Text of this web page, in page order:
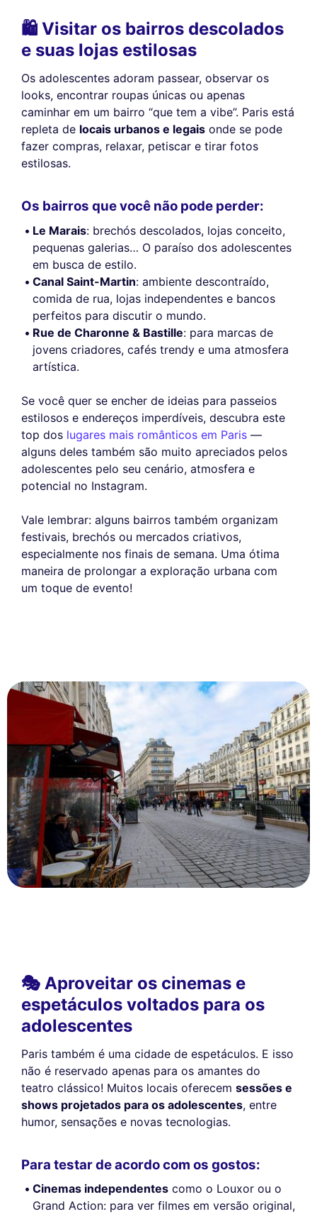
🛍️ Visitar os bairros descolados
e suas lojas estilosas
Os adolescentes adoram passear, observar os
looks, encontrar roupas únicas ou apenas
caminhar em um bairro “que tem a vibe”. Paris está
repleta de locais urbanos e legais onde se pode
fazer compras, relaxar, petiscar e tirar fotos
estilosas.
Os bairros que você não pode perder:
Le Marais: brechós descolados, lojas conceito,
pequenas galerias… O paraíso dos adolescentes
em busca de estilo.
Canal Saint-Martin: ambiente descontraído,
comida de rua, lojas independentes e bancos
perfeitos para discutir o mundo.
Rue de Charonne & Bastille: para marcas de
jovens criadores, cafés trendy e uma atmosfera
artística.
Se você quer se encher de ideias para passeios
estilosos e endereços imperdíveis, descubra este
top dos lugares mais românticos em Paris —
alguns deles também são muito apreciados pelos
adolescentes pelo seu cenário, atmosfera e
potencial no Instagram.
Vale lembrar: alguns bairros também organizam
festivais, brechós ou mercados criativos,
especialmente nos finais de semana. Uma ótima
maneira de prolongar a exploração urbana com
um toque de evento!
🎭 Aproveitar os cinemas e
espetáculos voltados para os
adolescentes
Paris também é uma cidade de espetáculos. E isso
não é reservado apenas para os amantes do
teatro clássico! Muitos locais oferecem sessões e
shows projetados para os adolescentes, entre
humor, sensações e novas tecnologias.
Para testar de acordo com os gostos:
Cinemas independentes como o Louxor ou o
Grand Action: para ver filmes em versão original,